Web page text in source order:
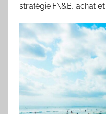
stratégie F\&B, achat et